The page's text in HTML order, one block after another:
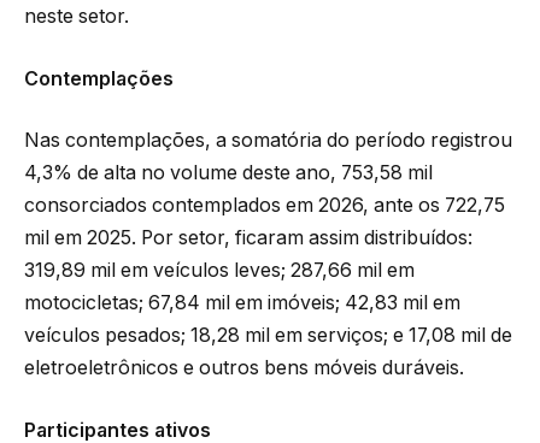
neste setor.
Contemplações
Nas contemplações, a somatória do período registrou
4,3% de alta no volume deste ano, 753,58 mil
consorciados contemplados em 2026, ante os 722,75
mil em 2025. Por setor, ficaram assim distribuídos:
319,89 mil em veículos leves; 287,66 mil em
motocicletas; 67,84 mil em imóveis; 42,83 mil em
veículos pesados; 18,28 mil em serviços; e 17,08 mil de
eletroeletrônicos e outros bens móveis duráveis.
Participantes ativos